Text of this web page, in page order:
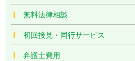
無料法律相談
初回接見・同行サービス
弁護士費用